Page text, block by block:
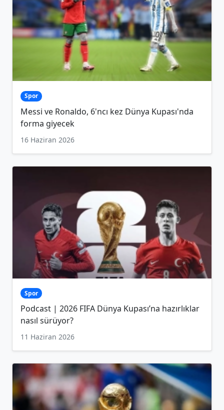
Spor
Messi ve Ronaldo, 6'ncı kez Dünya Kupası'nda
forma giyecek
16 Haziran 2026
Spor
Podcast | 2026 FIFA Dünya Kupası’na hazırlıklar
nasıl sürüyor?
11 Haziran 2026